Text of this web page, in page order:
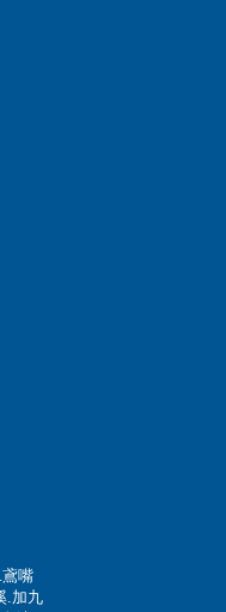
鳶嘴
.加九